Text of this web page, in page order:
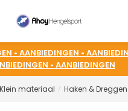
• AANBIEDINGEN •
• AANBIEDINGEN
Klein materiaal / Haken &